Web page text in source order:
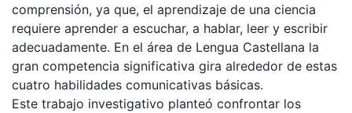
comprensión, ya que, el aprendizaje de una ciencia
requiere aprender a escuchar, a hablar, leer y escribir
adecuadamente. En el área de Lengua Castellana la
gran competencia significativa gira alrededor de estas
cuatro habilidades comunicativas básicas.
Este trabajo investigativo planteó confrontar los